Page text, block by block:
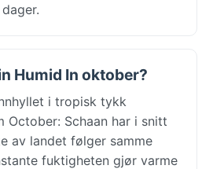
Humid In oktober?
i tropisk tykk
October: Schaan har i snitt
av landet følger samme
fuktigheten gjør varme